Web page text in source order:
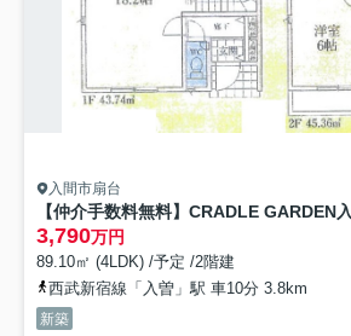
入間市扇台
3,790万円
89.10㎡ (4LDK) /予定 /2階建
西武新宿線「入曽」駅 車10分 3.8km
新築